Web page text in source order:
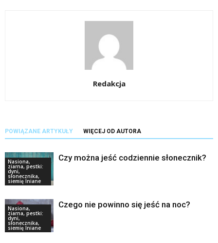
Redakcja
POWIĄZANE ARTYKUŁY WIĘCEJ OD AUTORA
Nasiona,
ziarna, pestki:
dyni,
słonecznika,
siemię lniane
Czy można jeść codziennie słonecznik?
Nasiona,
ziarna, pestki:
dyni,
słonecznika,
siemię lniane
Czego nie powinno się jeść na noc?